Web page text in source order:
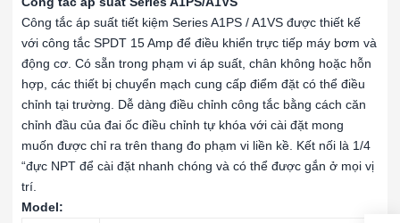
Công tắc áp suất tiết kiệm Series A1PS / A1VS được thiết kế
với công tắc SPDT 15 Amp để điều khiển trực tiếp máy bơm và
động cơ. Có sẵn trong phạm vi áp suất, chân không hoặc hỗn
hợp, các thiết bị chuyển mạch cung cấp điểm đặt có thể điều
chỉnh tại trường. Dễ dàng điều chỉnh công tắc bằng cách căn
chỉnh đầu của đai ốc điều chỉnh tự khóa với cài đặt mong
muốn được chỉ ra trên thang đo phạm vi liền kề. Kết nối là 1/4
“đực NPT để cài đặt nhanh chóng và có thể được gắn ở mọi vị
trí.
Model: